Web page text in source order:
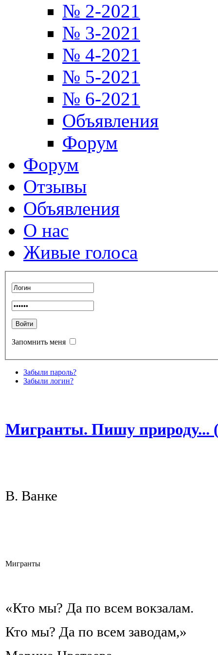
№ 2-2021
№ 3-2021
№ 4-2021
№ 5-2021
№ 6-2021
Объявления
Форум
Форум
Отзывы
Объявления
О нас
Живые голоса
Запомнить меня
Забыли пароль?
Забыли логин?
Мигранты. Пишу природу...
В. Ванке
Мигранты
«Кто мы? Да по всем вокзалам.
Кто мы? Да по всем заводам,»